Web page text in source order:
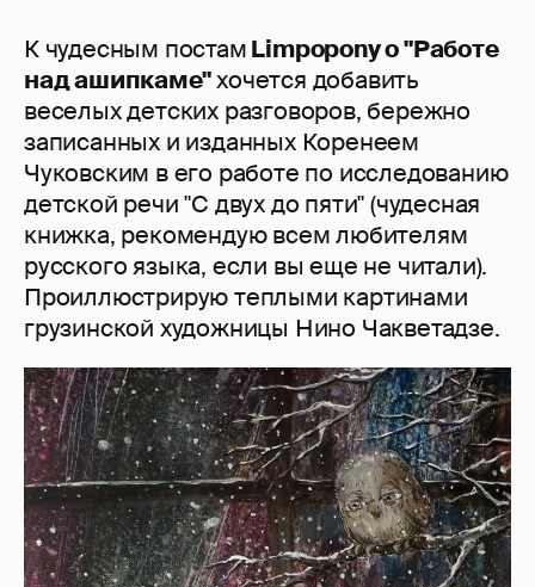
К чудесным постамLimpopony о "Работе
над ашипкаме"хочется добавить
веселых детских разговоров, бережно
записанных и изданных Коренеем
Чуковским в его работе по исследованию
детской речи "С двух до пяти" (чудесная
книжка, рекомендую всем любителям
русского языка, если вы еще не читали).
Проиллюстрирую теплыми картинами
грузинской художницы Нино Чакветадзе.